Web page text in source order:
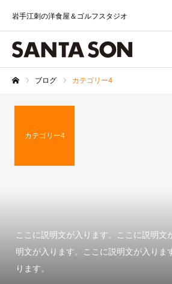
岩手江刺の洋食屋＆ゴルフスタジオ
ブログ カテゴリー4
カテゴリー4
ここに説明文が入ります。ここに説明文
明文が入ります。ここに説明文が入りま
ります。